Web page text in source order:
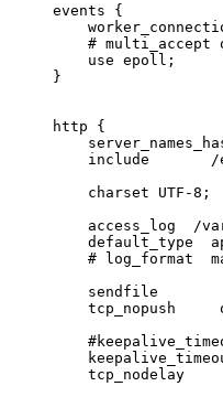
events {
# multi_accept
    use epoll;
}
http {
include
    charset UTF-8;
access_log  /
default_type
# log_format
sendfile
tcp_nopush
tcp_nodelay